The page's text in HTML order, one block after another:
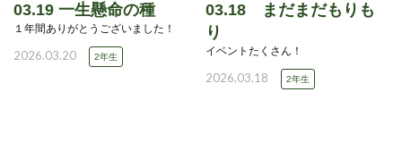
03.19 一生懸命の種
１年間ありがとうございました！
2026.03.20 2年生
03.18 まだまだもりも
り
イベントたくさん！
2026.03.18 2年生